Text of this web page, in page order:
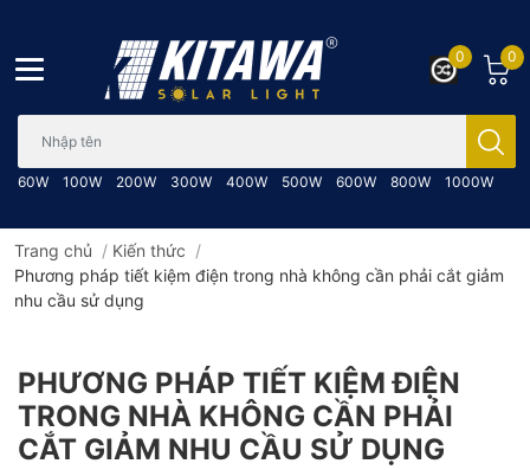
60W 100W 200W 300W 400W 500W 600W 800W 1000W
0
0
Trang chủ / Kiến thức /
Phương pháp tiết kiệm điện trong nhà không cần phải cắt giảm
nhu cầu sử dụng
PHƯƠNG PHÁP TIẾT KIỆM ĐIỆN
TRONG NHÀ KHÔNG CẦN PHẢI
CẮT GIẢM NHU CẦU SỬ DỤNG